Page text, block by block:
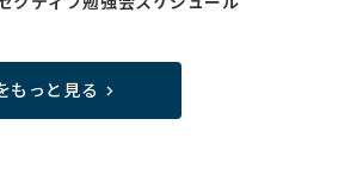
もっと見る